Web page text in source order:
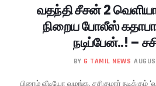
வதந்தி சீசன் 2
நிறைய போலீஸ்
நடிப்பேன்..! –
BY G TAMIL NEWS
பிரைம் வீடியோ வழங்க, சசிகுமார் நடிக்கும்